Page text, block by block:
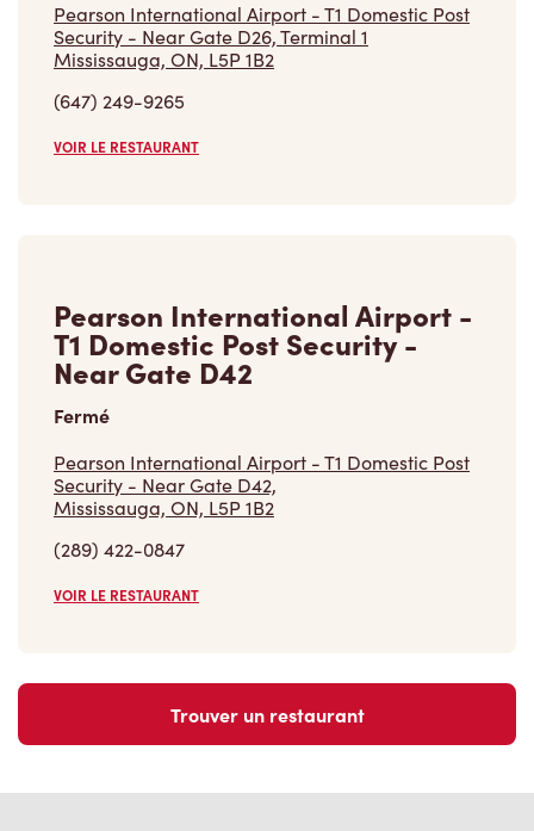
Pearson International Airport - T1 Domestic Post
Security - Near Gate D26, Terminal 1
Mississauga, ON, L5P 1B2
(647) 249-9265
VOIR LE RESTAURANT
Pearson International Airport -
T1 Domestic Post Security -
Near Gate D42
Fermé
Pearson International Airport - T1 Domestic Post
Security - Near Gate D42,
Mississauga, ON, L5P 1B2
(289) 422-0847
VOIR LE RESTAURANT
Trouver un restaurant